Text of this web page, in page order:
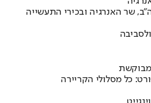
שר האנרגיה ובכירי התעשייה
מבוקשת
כל מסלולי הקריירה